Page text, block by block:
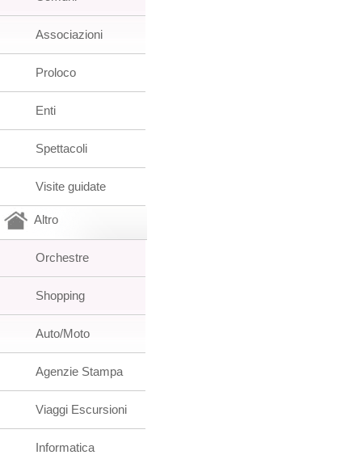
Associazioni
Proloco
Enti
Spettacoli
Visite guidate
Altro
Orchestre
Shopping
Auto/Moto
Agenzie Stampa
Viaggi Escursioni
Informatica